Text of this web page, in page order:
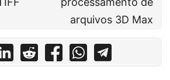
arquivos 3D Max